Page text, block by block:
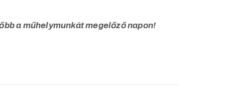
a műhelymunkát megelőző napon!